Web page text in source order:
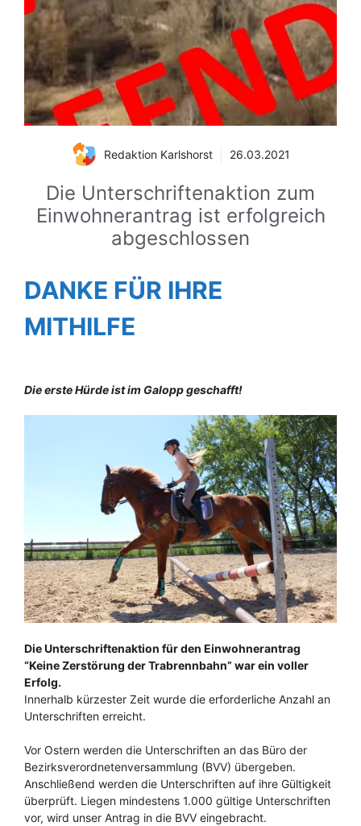
Redaktion Karlshorst 26.03.2021
Die Unterschriftenaktion zum
Einwohnerantrag ist erfolgreich
abgeschlossen
DANKE FÜR IHRE
MITHILFE
Die erste Hürde ist im Galopp geschafft!
Die Unterschriftenaktion für den Einwohnerantrag
“Keine Zerstörung der Trabrennbahn” war ein voller
Erfolg.
Innerhalb kürzester Zeit wurde die erforderliche Anzahl an
Unterschriften erreicht.
Vor Ostern werden die Unterschriften an das Büro der
Bezirksverordnetenversammlung (BVV) übergeben.
Anschließend werden die Unterschriften auf ihre Gültigkeit
überprüft. Liegen mindestens 1.000 gültige Unterschriften
vor, wird unser Antrag in die BVV eingebracht.